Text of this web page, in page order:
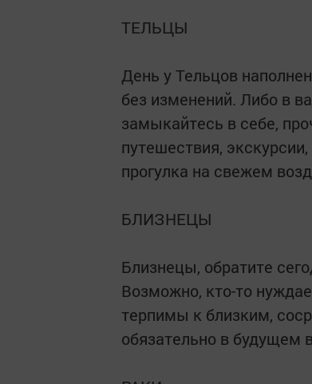
ТЕЛЬЦЫ
День у Тельцов
без изменений. Либо в
замыкайтесь в себе,
путешествия,
прогулка на свежем
БЛИЗНЕЦЫ
Близнецы, обратите
Возможно, кто-то
терпимы к близким,
обязательно в будущем